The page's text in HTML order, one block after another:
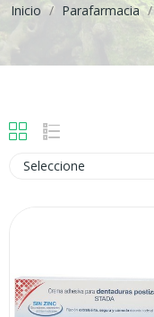
Inicio Parafarmacia
Seleccione